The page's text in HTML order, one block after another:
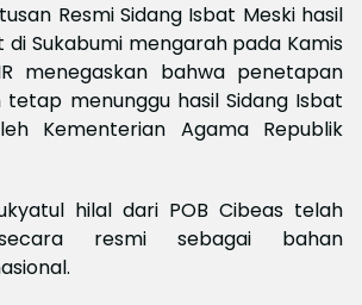
Resmi Sidang Isbat Meski hasil
di Sukabumi mengarah pada Kamis
menegaskan bahwa penetapan
tetap menunggu hasil Sidang Isbat
Kementerian Agama Republik
hilal dari POB Cibeas telah
resmi sebagai bahan